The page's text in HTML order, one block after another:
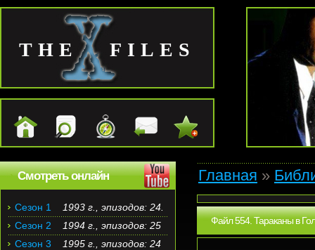
THE FILES
Главная »
Файл 554. Тараканы в
Смотреть онлайн
Сезон 1
1993 г., эпизодов: 24.
Сезон 2
1994 г., эпизодов: 25
Сезон 3
1995 г., эпизодов: 24